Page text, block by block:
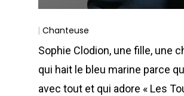
Chanteuse
Sophie Clodion, une fille, une
qui hait le bleu marine parce
avec tout et qui adore « Les